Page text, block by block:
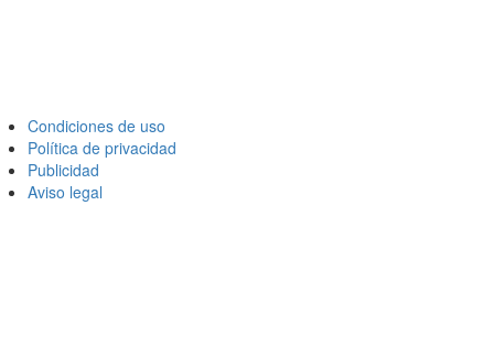
Condiciones de uso
Política de privacidad
Publicidad
Aviso legal